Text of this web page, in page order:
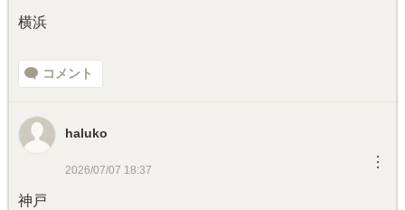
横浜
コメント
haluko
2026/07/07 18:37 ︙
神戸